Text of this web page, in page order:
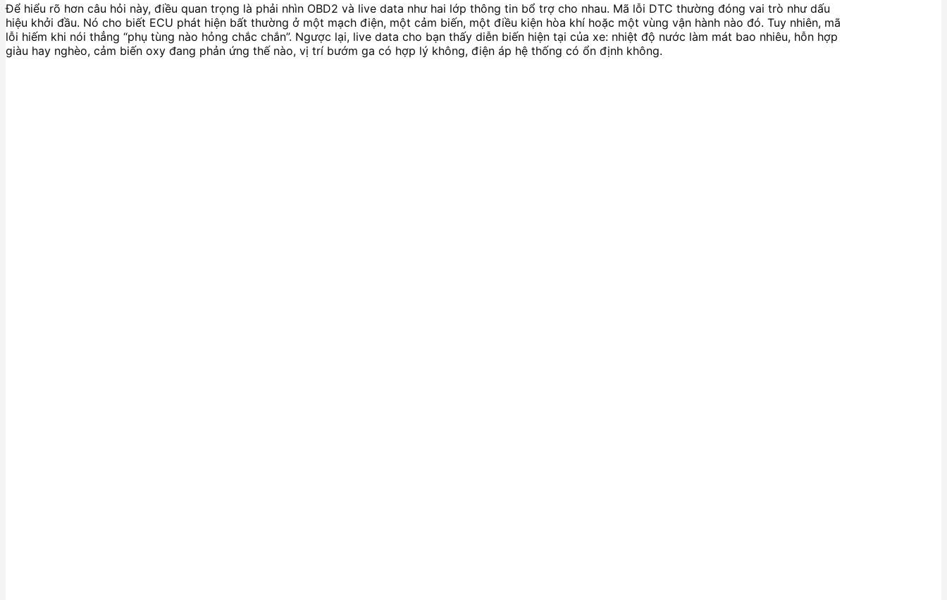
Để hiểu rõ hơn câu hỏi này, điều quan trọng là phải nhìn OBD2 và live data như hai lớp thông tin bổ trợ cho nhau. Mã lỗi DTC thường đóng vai trò như dấu
hiệu khởi đầu. Nó cho biết ECU phát hiện bất thường ở một mạch điện, một cảm biến, một điều kiện hòa khí hoặc một vùng vận hành nào đó. Tuy nhiên, mã
lỗi hiếm khi nói thẳng “phụ tùng nào hỏng chắc chắn”. Ngược lại, live data cho bạn thấy diễn biến hiện tại của xe: nhiệt độ nước làm mát bao nhiêu, hỗn hợp
giàu hay nghèo, cảm biến oxy đang phản ứng thế nào, vị trí bướm ga có hợp lý không, điện áp hệ thống có ổn định không.